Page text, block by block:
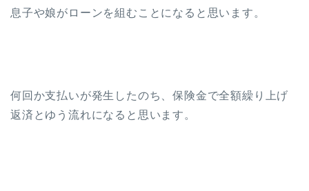
息子や娘がローンを組むことになると思います。
何回か支払いが発生したのち、保険金で全額繰り上げ
返済とゆう流れになると思います。